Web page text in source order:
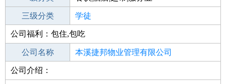
二级分类 餐饮
三级分类 学徒
其他行业 汽车零部件
公司福利：包住,包吃
公司名称 本溪捷邦物业管理有限公司
公司类型
公司介绍：